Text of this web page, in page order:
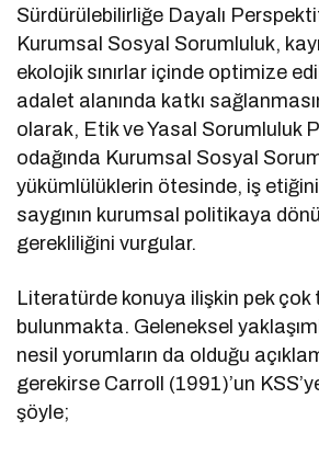
Sürdürülebilirliğe Dayalı
Kurumsal Sosyal Sorumluluk,
ekolojik sınırlar içinde optimize
adalet alanında katkı
olarak, Etik ve Yasal Sorumluluk
odağında Kurumsal Sosyal
yükümlülüklerin ötesinde, iş
saygının kurumsal politikaya
gerekliliğini vurgular.
Literatürde konuya ilişkin pek çok
bulunmakta. Geleneksel
nesil yorumların da olduğu
gerekirse Carroll (1991)’un
şöyle;